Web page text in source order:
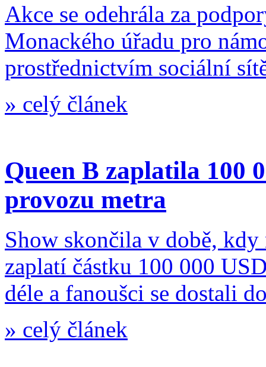
Akce se odehrála za
Monackého úřadu pro
prostřednictvím sociální
» celý článek
Queen B zaplatila 100
provozu metra
Show skončila v době,
zaplatí částku 100 000
déle a fanoušci se dostali
» celý článek